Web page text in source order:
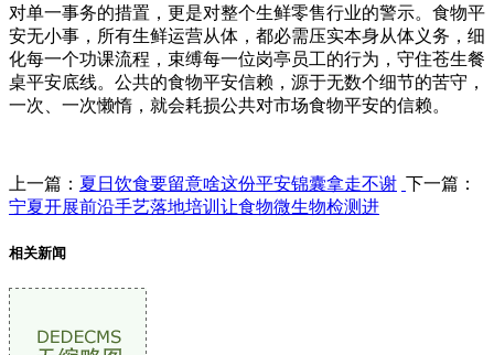
对单一事务的措置，更是对整个生鲜零售行业的警示。食物平
安无小事，所有生鲜运营从体，都必需压实本身从体义务，细
化每一个功课流程，束缚每一位岗亭员工的行为，守住苍生餐
桌平安底线。公共的食物平安信赖，源于无数个细节的苦守，
一次、一次懒惰，就会耗损公共对市场食物平安的信赖。
上一篇： 夏日饮食要留意啥这份平安锦囊拿走不谢 下一篇：
宁夏开展前沿手艺落地培训让食物微生物检测进
相关新闻